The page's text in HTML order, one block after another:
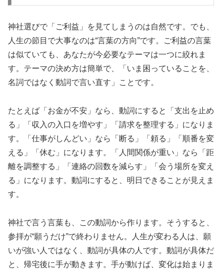
神社選びで「ご利益」を見てしまうのは自然です。でも、
人生の節目で大事なのは“言葉の方向”です。ご利益の言葉
は似ていても、あなたが今必要なテーマは一つに絞れま
す。テーマの決め方は簡単で、「いま困っていることを、
名詞ではなく動詞で言い直す」ことです。
たとえば「お金が不安」なら、動詞にすると「支出を止め
る」「収入の入口を増やす」「請求を整理する」になりま
す。「仕事がしんどい」なら「断る」「頼る」「順番を変
える」「休む」になります。「人間関係が重い」なら「距
離を調整する」「連絡の回数を減らす」「会う場所を変え
る」になります。動詞にすると、明日できることが見えま
す。
神社で言う言葉も、この動詞から作ります。そうすると、
参拝が“願うだけ”で終わりません。人生が変わる人は、願
いが強い人ではなく、動詞が具体の人です。動詞が具体だ
と、帰宅後に手が動きます。手が動けば、変化は始まりま